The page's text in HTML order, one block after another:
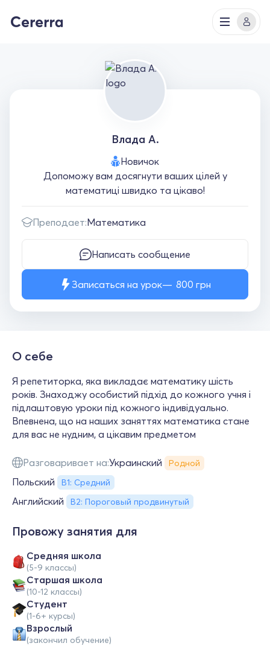
Влада А.
Новичок
Допоможу вам досягнути ваших цілей у
математиці швидко та цікаво!
Преподает:Математика
Написать сообщение
Записаться на урок 800 грн
О себе
Я репетиторка, яка викладає математику шість
років. Знаходжу особистий підхід до кожного учня і
підлаштовую уроки під кожного індивідуально.
Впевнена, що на наших заняттях математика стане
для вас не нудним, а цікавим предметом
Разговаривает на:Украинский Родной
Польский В1: Средний
Английский B2: Пороговый продвинутый
Провожу занятия для
Средняя школа
(5-9 классы)
Cтаршая школа
(10-12 классы)
Студент
(1-6+ курсы)
Взрослый
(закончил обучение)